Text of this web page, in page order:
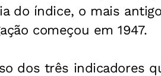
do índice, o mais
começou em 1947.
dos três indicadores